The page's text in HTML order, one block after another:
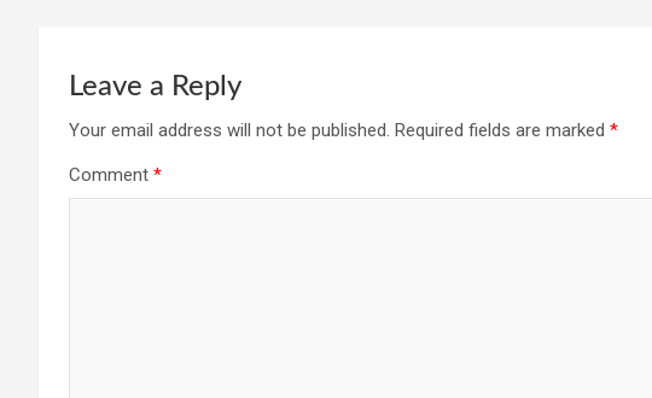
Leave a Reply
Your email address will not be published. Required fields are marked *
Comment *